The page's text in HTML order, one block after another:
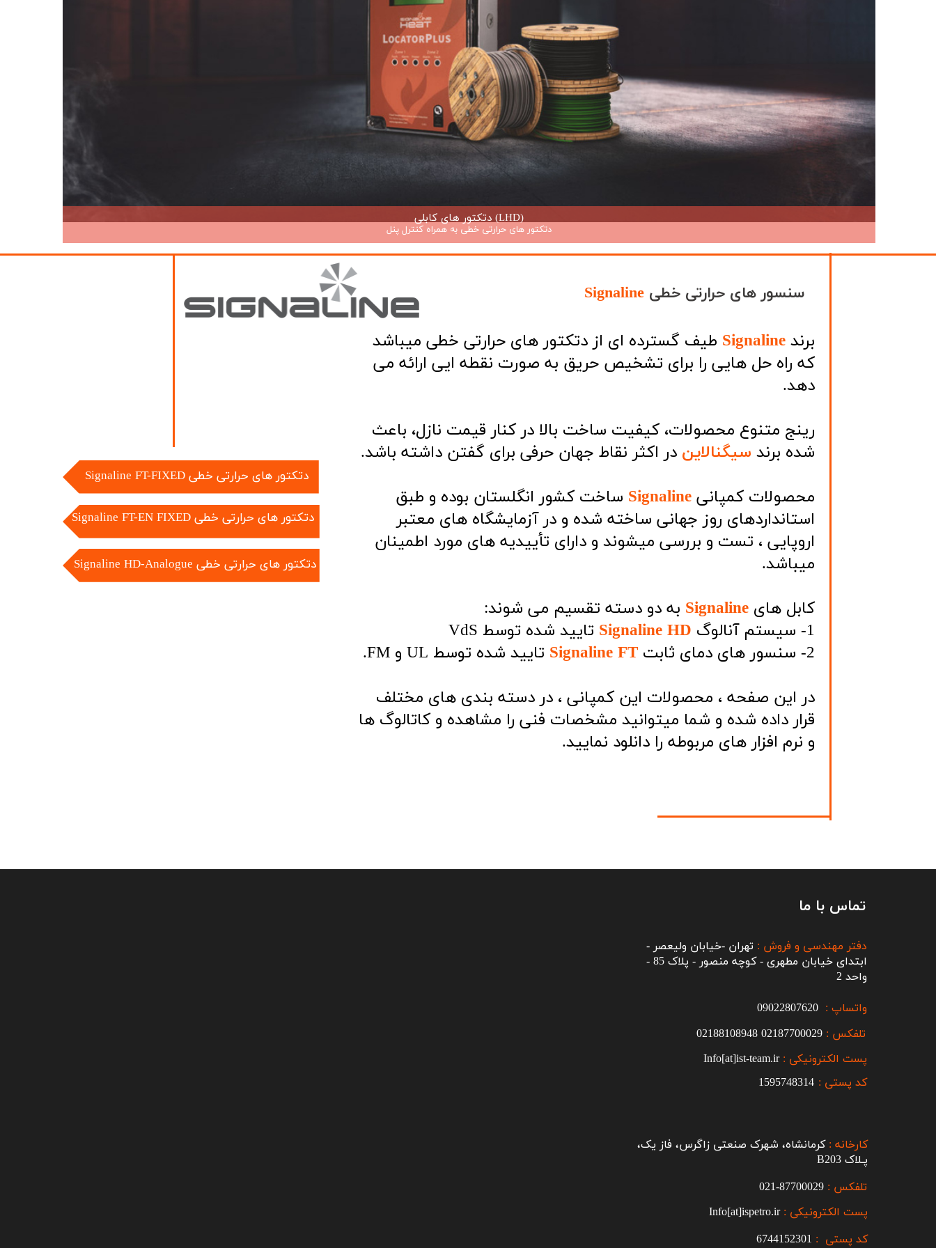
دتکتور های کابلی (LHD)
دتکتور های حرارتی خطی به همراه کنترل پنل
برند​Signaline طیف گسترده ای از دتکتور های حرارتی خطی میباشد
که راه حل هایی را برای تشخیص حریق به صورت نقطه ایی ارائه می
دهد.
رینج متنوع محصولات، کیفیت ساخت بالا در کنار قیمت نازل، باعث
شده برند سیگنالاین در اکثر نقاط جهان حرفی برای گفتن داشته باشد.
محصولات کمپانیSignaline ساخت کشور انگلستان بوده و طبق
استانداردهای روز جهانی ساخته شده و در آزمایشگاه های معتبر
اروپایی ، تست و بررسی میشوند و دارای تأییدیه های مورد اطمینان
میباشد.
کابل هایSignaline به دو دسته تقسیم می شوند:
1- سیستم آنالوگ
Signaline HD تایید شده توسط VdS
​​​​​​​2- سنسور های دمای ثابت
Signaline FT تایید شده توسط UL و FM.
در این صفحه ، محصولات این کمپانی ، در دسته بندی های مختلف
قرار داده شده و شما میتوانید مشخصات فنی را مشاهده و کاتالوگ ها
و نرم افزار های مربوطه را دانلود نمایید.
سنسور های حرارتی خطیSignaline
​دتکتور های حرارتی خطی Signaline FT-FIXED
​دتکتور های حرارتی خطی Signaline FT-EN FIXED
​دتکتور های حرارتی خطی Signaline HD-Analogue
تماس با ما
تلفکس : 02187700029
02188108948
پست الکترونیکی :Info[at]ist-team.ir
واتساپ :
دفتر مهندسی و فروش : تهران -خیابان ولیعصر -
ابتدای خیابان مطهری - کوچه منصور - پلاک 85 -
واحد 2
کارخانه : کرمانشاه، شهرک صنعتی زاگرس، فاز یک،
پـلاک B203​​​​​​​
کد پستی : 1595748314
پست الکترونیکی :Info[at]ispetro.ir
تلفکس : 87700029-021​​​​​​​
کد پستی : 6744152301